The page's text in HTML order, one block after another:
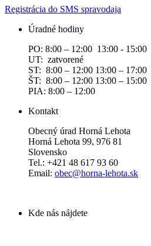
Registrácia do SMS spravodaja
Úradné hodiny
PO: 8:00 – 12:00 13:00 - 15:00
UT: zatvorené
ST: 8:00 – 12:00 13:00 – 17:00
ŠT: 8:00 – 12:00 13:00 – 15:00
PIA: 8:00 – 12:00
Kontakt
Obecný úrad Horná Lehota
Horná Lehota 99, 976 81
Slovensko
Tel.: +421 48 617 93 60
Email: obec@horna-lehota.sk
Kde nás nájdete